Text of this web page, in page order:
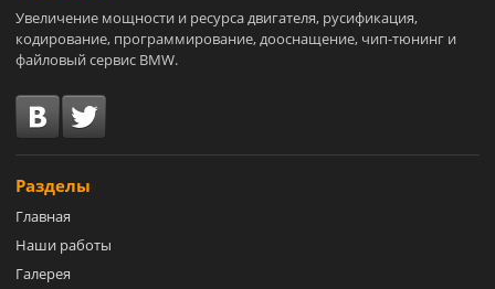
Увеличение мощности и ресурса двигателя, русификация,
кодирование, программирование, дооснащение, чип-тюнинг и
файловый сервис BMW.
Разделы
Главная
Наши работы
Галерея